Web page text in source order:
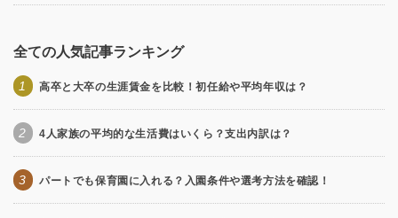
全ての人気記事ランキング
1 高卒と大卒の生涯賃金を比較！初任給や平均年収は？
2 4人家族の平均的な生活費はいくら？支出内訳は？
3 パートでも保育園に入れる？入園条件や選考方法を確認！